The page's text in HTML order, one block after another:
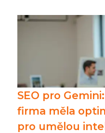
SEO pro
firma měla
pro umělou